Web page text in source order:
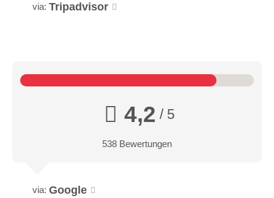
via: Tripadvisor
4,2 / 5
538 Bewertungen
via: Google